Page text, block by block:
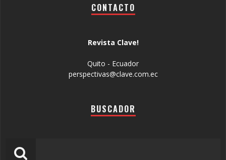
CONTACTO
Revista Clave!
Quito - Ecuador
perspectivas@clave.com.ec
BUSCADOR